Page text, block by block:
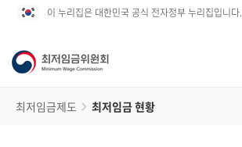
이 누리집은 대한민국 공식 전자정부 누리집입니다.
최저임금제도 최저임금 현황